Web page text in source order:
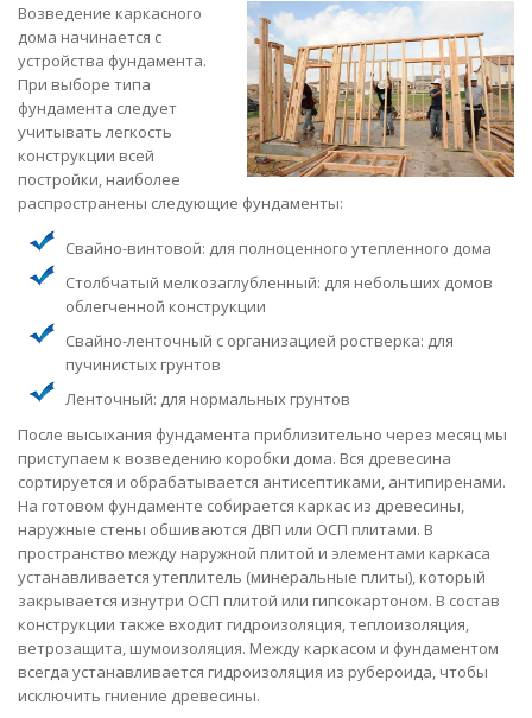
Возведение каркасного
дома начинается с
устройства фундамента.
При выборе типа
фундамента следует
учитывать легкость
конструкции всей
постройки, наиболее
распространены следующие фундаменты:
Свайно-винтовой: для полноценного утепленного дома
Столбчатый мелкозаглубленный: для небольших домов
облегченной конструкции
Свайно-ленточный с организацией ростверка: для
пучинистых грунтов
Ленточный: для нормальных грунтов
После высыхания фундамента приблизительно через месяц мы
приступаем к возведению коробки дома. Вся древесина
сортируется и обрабатывается антисептиками, антипиренами.
На готовом фундаменте собирается каркас из древесины,
наружные стены обшиваются ДВП или ОСП плитами. В
пространство между наружной плитой и элементами каркаса
устанавливается утеплитель (минеральные плиты), который
закрывается изнутри ОСП плитой или гипсокартоном. В состав
конструкции также входит гидроизоляция, теплоизоляция,
ветрозащита, шумоизоляция. Между каркасом и фундаментом
всегда устанавливается гидроизоляция из рубероида, чтобы
исключить гниение древесины.